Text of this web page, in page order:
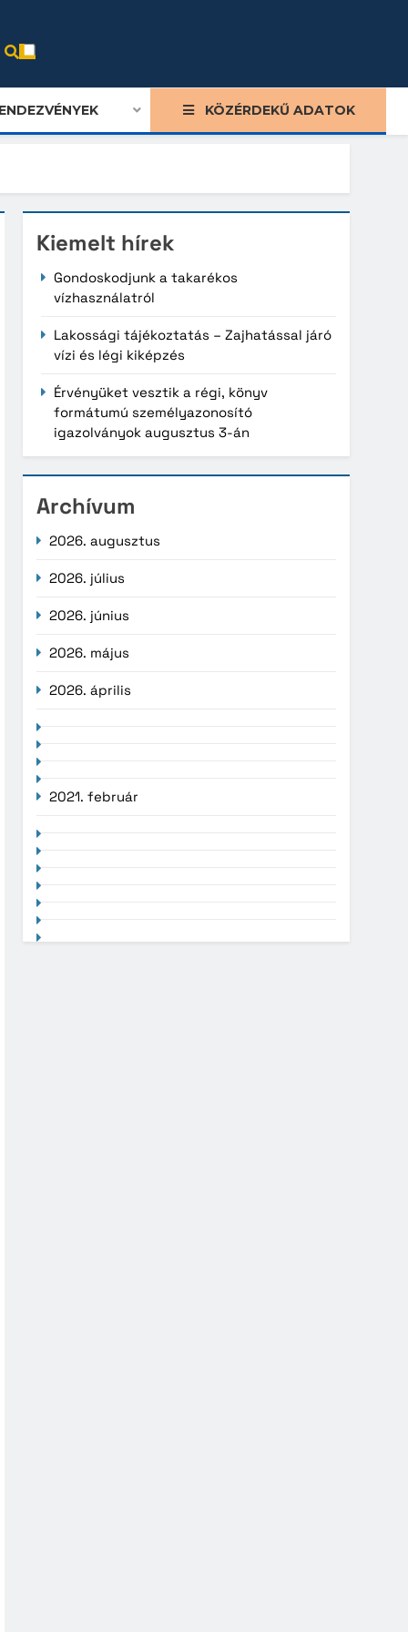
KÖZÉRDEKŰ ADATOK
Kiemelt hírek
Gondoskodjunk a takarékos
vízhasználatról
Lakossági tájékoztatás – Zajhatással járó
vízi és légi kiképzés
Érvényüket vesztik a régi, könyv
formátumú személyazonosító
igazolványok augusztus 3-án
Archívum
2026. augusztus
2026. július
2026. június
2026. május
2026. április
2021. február